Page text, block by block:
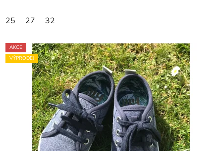
25 27 32
AKCE
VÝPRODEJ